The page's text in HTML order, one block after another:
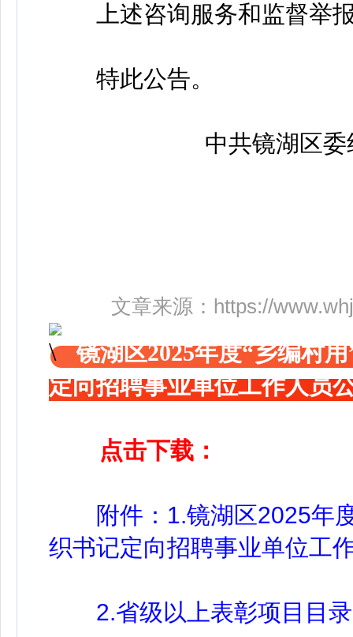
上述咨询服务和监督举报
特此公告。
中共镜湖区委
文章来源： https://
镜湖区2025年度“乡编村
定向招聘事业单位工作人员
点击下载：
附件：1.镜湖区2025年度
织书记定向招聘事业单位工
2.省级以上表彰项目目录